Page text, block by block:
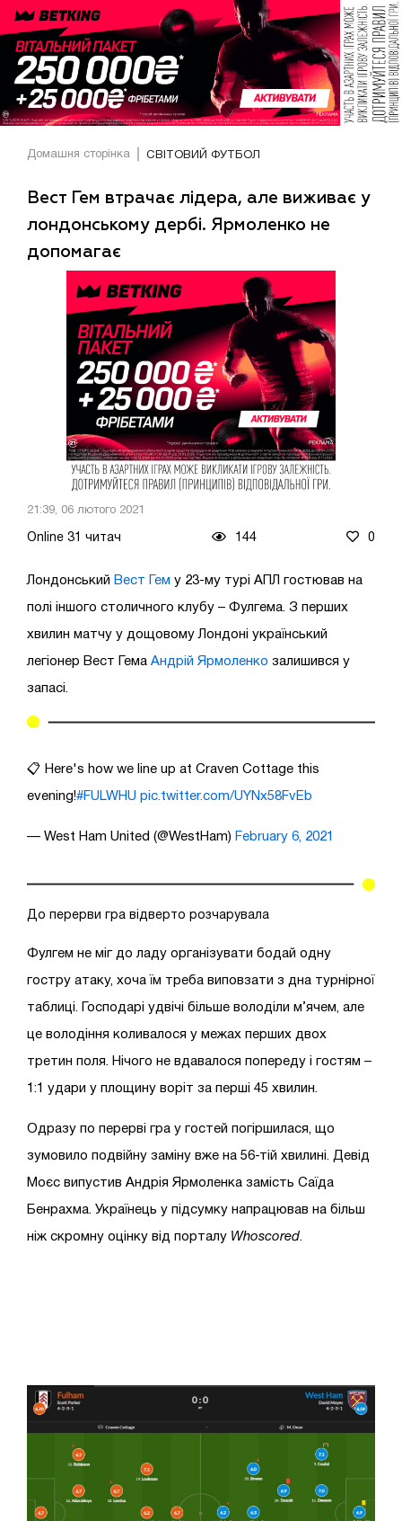
Домашня сторінка СВІТОВИЙ ФУТБОЛ
Вест Гем втрачає лідера, але виживає у
лондонському дербі. Ярмоленко не
допомагає
21:39, 06 лютого 2021
Online 31 читач 144 0
Лондонський Вест Гем у 23-му турі АПЛ гостював на
полі іншого столичного клубу – Фулгема. З перших
хвилин матчу у дощовому Лондоні український
легіонер Вест Гема Андрій Ярмоленко залишився у
запасі.
📋 Here's how we line up at Craven Cottage this
evening!#FULWHU pic.twitter.com/UYNx58FvEb
— West Ham United (@WestHam) February 6, 2021
До перерви гра відверто розчарувала
Фулгем не міг до ладу організувати бодай одну
гостру атаку, хоча їм треба виповзати з дна турнірної
таблиці. Господарі удвічі більше володіли м’ячем, але
це володіння коливалося у межах перших двох
третин поля. Нічого не вдавалося попереду і гостям –
1:1 удари у площину воріт за перші 45 хвилин.
Одразу по перерві гра у гостей погіршилася, що
зумовило подвійну заміну вже на 56-тій хвилині. Девід
Моєс випустив Андрія Ярмоленка замість Саїда
Бенрахма. Українець у підсумку напрацював на більш
ніж скромну оцінку від порталу Whoscored